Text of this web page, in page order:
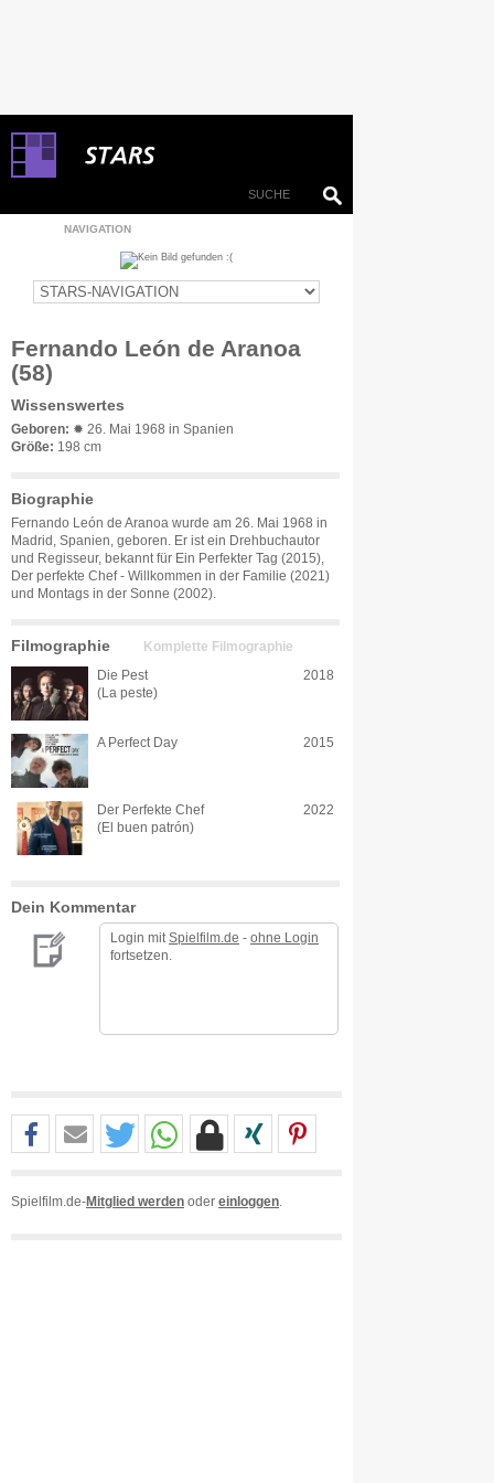
NAVIGATION
Fernando León de Aranoa
(58)
Wissenswertes
Geboren: ✹ 26. Mai 1968 in Spanien
Größe: 198 cm
Biographie
Fernando León de Aranoa wurde am 26. Mai 1968 in
Madrid, Spanien, geboren. Er ist ein Drehbuchautor
und Regisseur, bekannt für Ein Perfekter Tag (2015),
Der perfekte Chef - Willkommen in der Familie (2021)
und Montags in der Sonne (2002).
Filmographie Komplette Filmographie
Die Pest
(La peste)
2018
A Perfect Day 2015
Der Perfekte Chef
(El buen patrón)
2022
Dein Kommentar
Login mit Spielfilm.de - ohne Login
fortsetzen.
Spielfilm.de-Mitglied werden oder einloggen